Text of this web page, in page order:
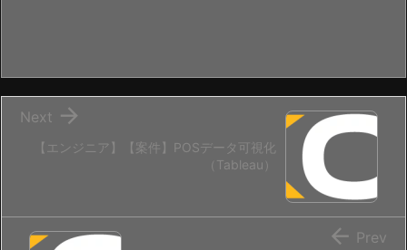
【エンジニア】【案件】POSデータ可視化
（Tableau）

Next
 Prev